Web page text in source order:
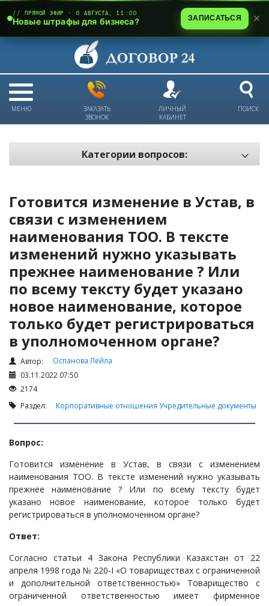
МЕНЮ
ЗАКАЗАТЬ
ЗВОНОК
ЛИЧНЫЙ
КАБИНЕТ
ПОИСК
Категории вопросов:
Антикризис: трудовые отношения
Антикризис: долги и обязательства
Налоги и Налогообложение
Трудовые отношения
Корпоративные отношения
Договоры
Доверенности
Интернет и право
Возмещение ущерба
Проверка государственных органов
Взыскание долга
Государственные закупки
Предварительный квалификационный отбор «Самрук-
Қазына» (ПКО)
Некоммерческие организации
Лицензирование (разрешения и уведомления)
Исполнительное производство
Судопроизводство
Ответы государственных органов
Готовится изменение в Устав, в
связи с изменением
наименования ТОО. В тексте
изменений нужно указывать
прежнее наименование ? Или
по всему тексту будет указано
новое наименование, которое
только будет регистрироваться
в уполномоченном органе?
Автор:
Оспанова Лейла
03.11.2022 07:50
2174
Раздел: Корпоративные отношения Учредительные документы
Вопрос:
Готовится изменение в Устав, в связи с изменением
наименования ТОО. В тексте изменений нужно указывать
прежнее наименование ? Или по всему тексту будет
указано новое наименование, которое только будет
регистрироваться в уполномоченном органе?
Ответ:
Согласно статьи 4 Закона Республики Казахстан от 22
апреля 1998 года № 220-I «О товариществах с ограниченной
и дополнительной ответственностью» Товарищество с
ограниченной ответственностью имеет фирменное
// ПРЯМОЙ ЭФИР · 6 АВГУСТА, 11:00
Новые штрафы для бизнеса? ЗАПИСАТЬСЯ